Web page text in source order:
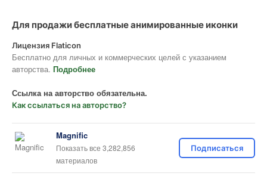
Для продажи бесплатные анимированные иконки
Лицензия Flaticon
Бесплатно для личных и коммерческих целей с указанием
авторства. Подробнее
Ссылка на авторство обязательна.
Как ссылаться на авторство?
Magnific
Показать все 3,282,856
материалов
Подписаться